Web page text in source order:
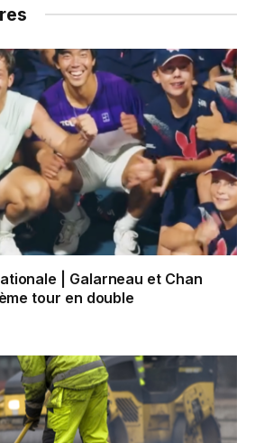
| Galarneau et Chan
tour en double